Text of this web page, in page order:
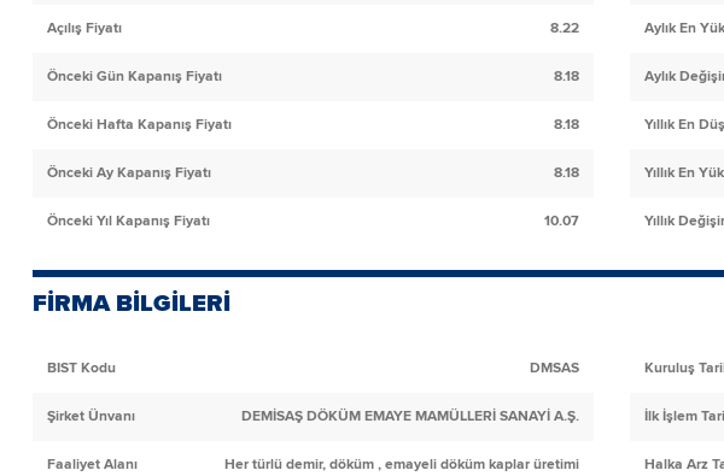
Açılış Fiyatı 8.22
Önceki Gün Kapanış Fiyatı 8.18
Önceki Hafta Kapanış Fiyatı 8.18
Önceki Ay Kapanış Fiyatı 8.18
Önceki Yıl Kapanış Fiyatı 10.07
Aylık En
Aylık
Yıllık En
Yıllık En
Yıllık
FİRMA BİLGİLERİ
BIST Kodu DMSAS
Şirket Ünvanı DEMİSAŞ DÖKÜM EMAYE MAMÜLLERİ SANAYİ A.Ş.
Faaliyet Alanı Her türlü demir, döküm , emayeli döküm kaplar üretimi
Kuruluş
İlk İşlem
Halka Arz